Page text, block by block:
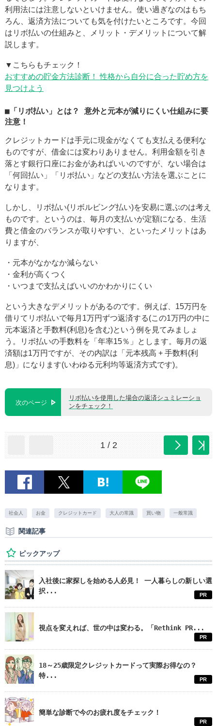
利用法には注意しないといけません。使い過ぎなのはもち
ろん、返済方法についても気を付けたいところです。今回
はリボ払いの仕組みと、メリット・デメリットについて解
説します。
▼こちらもチェック！
おすすめの貯金方法診断！ 性格から自分に合った貯め方を
見つけよう
■「リボ払い」とは？ 意外と元本が減りにくい仕組みに要
注意！
クレジットカードは手元に現金がなくても支払える便利な
ものですが、借金には変わりありません。利用金額を引き
落とす銀行口座にお金があればいいのですが、ない場合は
「何回払い」「リボ払い」などの支払い方法を選ぶことに
なります。
しかし、リボ払い(リボルビング払い)を安易に選ぶのは考え
ものです。というのは、毎月の支払いが定額になる、生活
費と借金のバランスが取りやすい、といったメリットはあ
りますが、
・元本がなかなか減らない
・金利が高くつく
・いつまで支払えばいいのかわかりにくい
という大きなデメリットがあるのです。例えば、15万円を
借りてリボ払いで毎月1万円ずつ返済する(この1万円の中に
元本返済と手数料(利息)を含む)という例を見てみましょ
う。リボ払いの手数料を「年率15％」とします。毎月の返
済額は1万円ですが、その内訳は「元本残高 + 手数料(利
息)」になります(いわゆる元利均等返済方式です)。
次のページ
リボ払いを使用した場合の返済シュミレーショ
ンをチェック！
1 / 2
社会人 お金 クレジットカード 大人の常識 買い物 一般常識
関連記事
ピックアップ
入社後に家探しを始める人必見！ 一人暮らしの新しい選
択...
PR
視点を変えれば、世の中は変わる。「Rethink PR...
PR
18～25歳限定クレジットカードって実際お得なの？
特...
PR
簡単な診断で今のお疲れ度をチェック！
PR